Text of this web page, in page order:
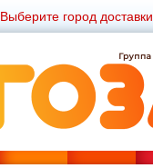
Выберите город доставки